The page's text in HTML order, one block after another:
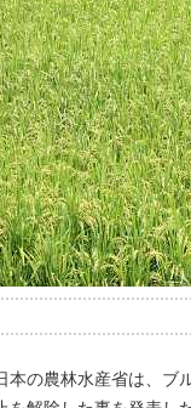
本の農林水産省は、ブ